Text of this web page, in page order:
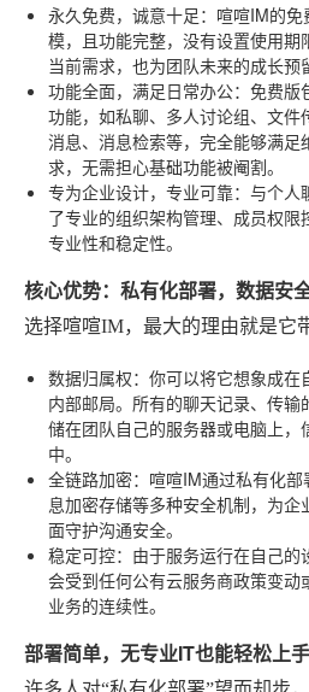
永久免费，诚意十足：喧喧IM的
模，且功能完整，没有设置使用期
当前需求，也为团队未来的成长预
功能全面，满足日常办公：免费版
功能，如私聊、多人讨论组、文
消息、消息检索等，完全能够满足
求，无需担心基础功能被阉割。
专为企业设计，专业可靠：与个人
了专业的组织架构管理、成员权
专业性和稳定性。
核心优势：私有化部署，数据安
选择喧喧IM，最大的理由就是它
数据归属权：你可以将它想象成
内部邮局。所有的聊天记录、传
储在团队自己的服务器或电脑上
中。
全链路加密：喧喧IM通过私有化
息加密存储等多种安全机制，为
面守护沟通安全。
稳定可控：由于服务运行在自己
会受到任何公有云服务商政策变动
业务的连续性。
部署简单，无专业IT也能轻松上手